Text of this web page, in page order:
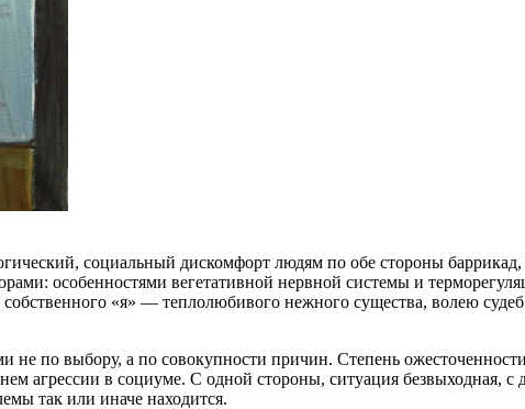
социальный дискомфорт людям по обе стороны
особенностями вегетативной нервной системы и
«я» — теплолюбивого нежного существа, волею
по выбору, а по совокупности причин. Степень
агрессии в социуме. С одной стороны, ситуация безвыходная,
так или иначе находится.